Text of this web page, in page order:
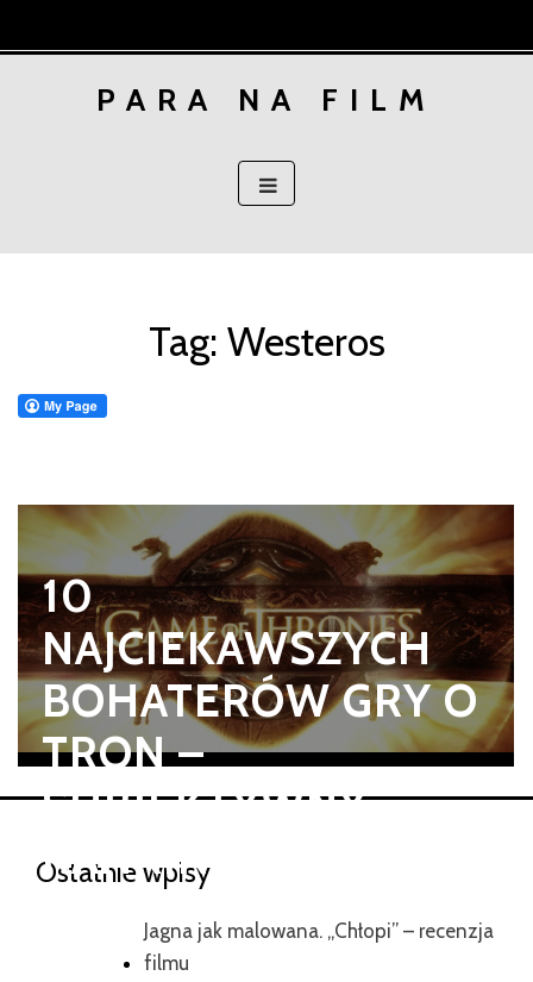
to
PARA NA FILM
Tag: Westeros
10
NAJCIEKAWSZYCH
BOHATERÓW GRY O
TRON –
SUBIEKTYWNY
RANKING
Ostatnie wpisy
Jagna jak malowana. „Chłopi” – recenzja
filmu